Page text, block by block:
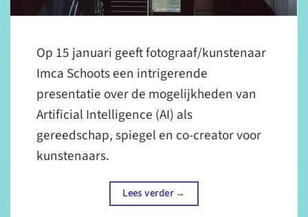
Op 15 januari geeft fotograaf/kunstenaar
Imca Schoots een intrigerende
presentatie over de mogelijkheden van
Artificial Intelligence (AI) als
gereedschap, spiegel en co-creator voor
kunstenaars.
Lees verder→